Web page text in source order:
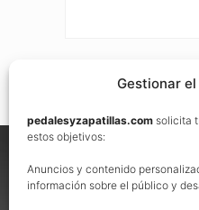
Gestionar
pedalesyzapatillas.com solicita
estos objetivos:
Anuncios y contenido
información sobre el público y
Footer
Nos vemos en las